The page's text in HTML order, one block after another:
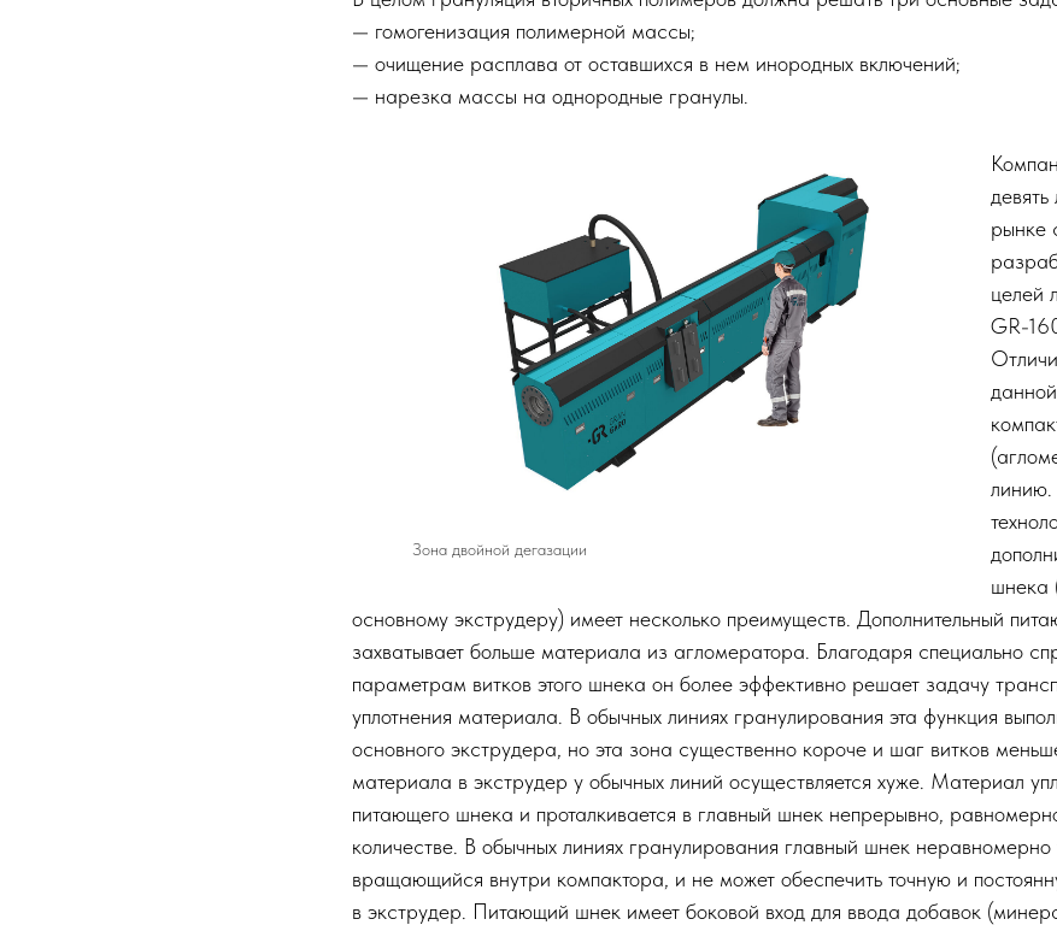
— гомогенизация полимерной массы;
— очищение расплава от оставшихся в нем инородных включений;
— нарезка массы на однородные гранулы.
Зона двойной дегазации
рынке
целей
GR-
линию.
шнека
основному экструдеру) имеет несколько преимуществ. Дополнительный
захватывает больше материала из агломератора. Благодаря специально
параметрам витков этого шнека он более эффективно решает задачу
уплотнения материала. В обычных линиях гранулирования эта функция
основного экструдера, но эта зона существенно короче и шаг витков
материала в экструдер у обычных линий осуществляется хуже. Материал
питающего шнека и проталкивается в главный шнек непрерывно,
количестве. В обычных линиях гранулирования главный шнек неравномерно
вращающийся внутри компактора, и не может обеспечить точную и
в экструдер. Питающий шнек имеет боковой вход для ввода добавок